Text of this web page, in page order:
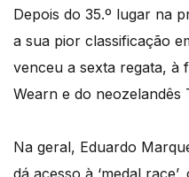
Depois do 35.º lugar na
a sua pior classificação
venceu a sexta regata, à
Wearn e do neozelandês
Na geral, Eduardo
dá acesso à ‘medal